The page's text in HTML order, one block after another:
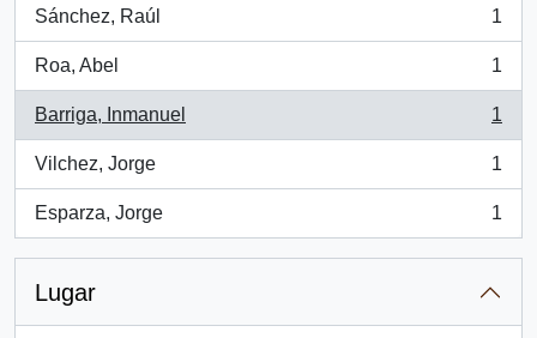
Sánchez, Raúl
, 1 resultados
1
Roa, Abel
, 1 resultados
1
Barriga, Inmanuel
, 1 resultados
1
Vilchez, Jorge
, 1 resultados
1
Esparza, Jorge
, 1 resultados
1
Lugar